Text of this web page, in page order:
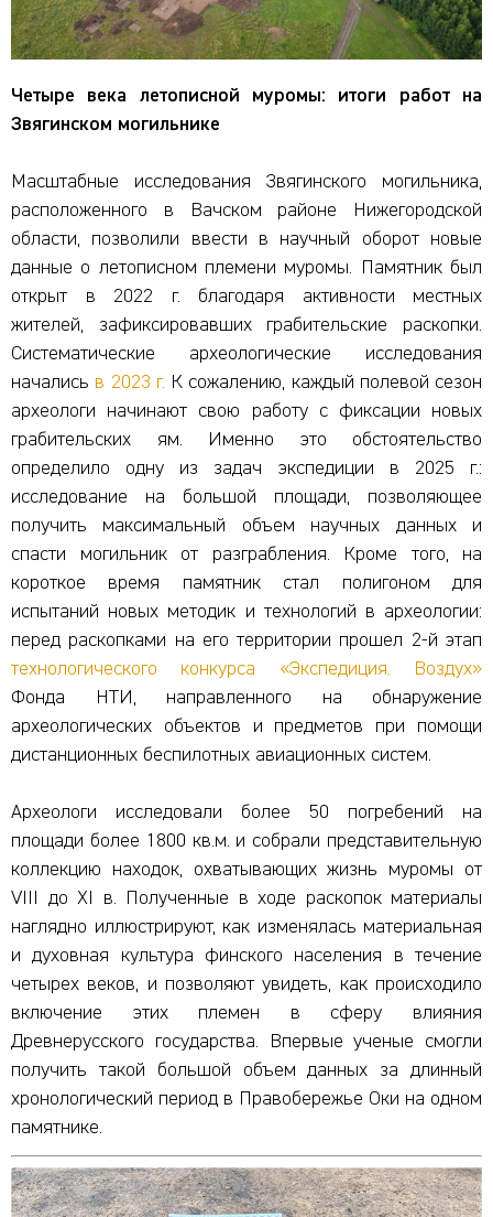
Четыре века летописной муромы: итоги работ на
Звягинском могильнике
Масштабные исследования Звягинского могильника,
расположенного в Вачском районе Нижегородской
области, позволили ввести в научный оборот новые
данные о летописном племени муромы. Памятник был
открыт в 2022 г. благодаря активности местных
жителей, зафиксировавших грабительские раскопки.
Систематические археологические исследования
начались в 2023 г. К сожалению, каждый полевой сезон
археологи начинают свою работу с фиксации новых
грабительских ям. Именно это обстоятельство
определило одну из задач экспедиции в 2025 г.:
исследование на большой площади, позволяющее
получить максимальный объем научных данных и
спасти могильник от разграбления. Кроме того, на
короткое время памятник стал полигоном для
испытаний новых методик и технологий в археологии:
перед раскопками на его территории прошел 2-й этап
технологического конкурса «Экспедиция. Воздух»
Фонда НТИ, направленного на обнаружение
археологических объектов и предметов при помощи
дистанционных беспилотных авиационных систем.
Археологи исследовали более 50 погребений на
площади более 1800 кв.м. и собрали представительную
коллекцию находок, охватывающих жизнь муромы от
VIII до XI в. Полученные в ходе раскопок материалы
наглядно иллюстрируют, как изменялась материальная
и духовная культура финского населения в течение
четырех веков, и позволяют увидеть, как происходило
включение этих племен в сферу влияния
Древнерусского государства. Впервые ученые смогли
получить такой большой объем данных за длинный
хронологический период в Правобережье Оки на одном
памятнике.